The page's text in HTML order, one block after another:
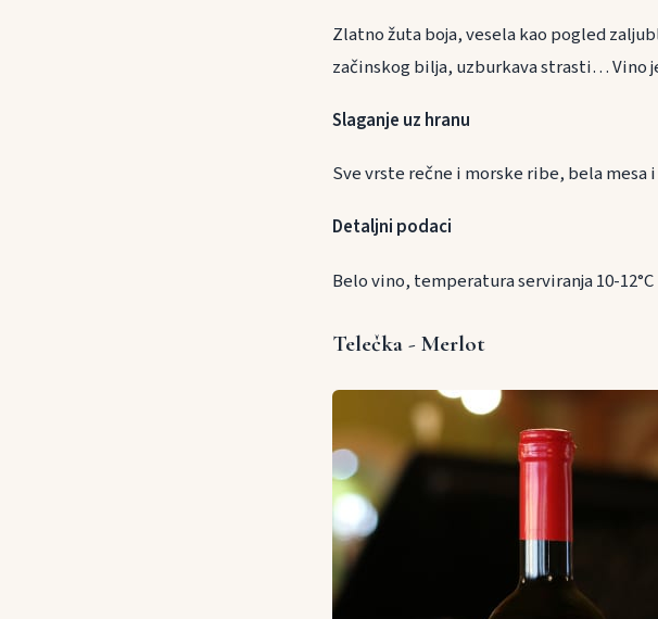
Zlatno žuta boja, vesela kao pogled
začinskog bilja, uzburkava strasti…
Slaganje uz hranu
Sve vrste rečne i morske ribe, bela
Detaljni podaci
Belo vino, temperatura serviranja 10-12°C
Telečka - Merlot